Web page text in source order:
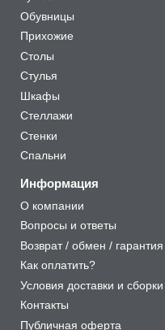
Обувницы
Прихожие
Столы
Стулья
Шкафы
Стеллажи
Стенки
Спальни
Информация
О компании
Вопросы и ответы
Возврат / обмен / гарантия
Как оплатить?
Условия доставки и сборки
Контакты
Публичная оферта